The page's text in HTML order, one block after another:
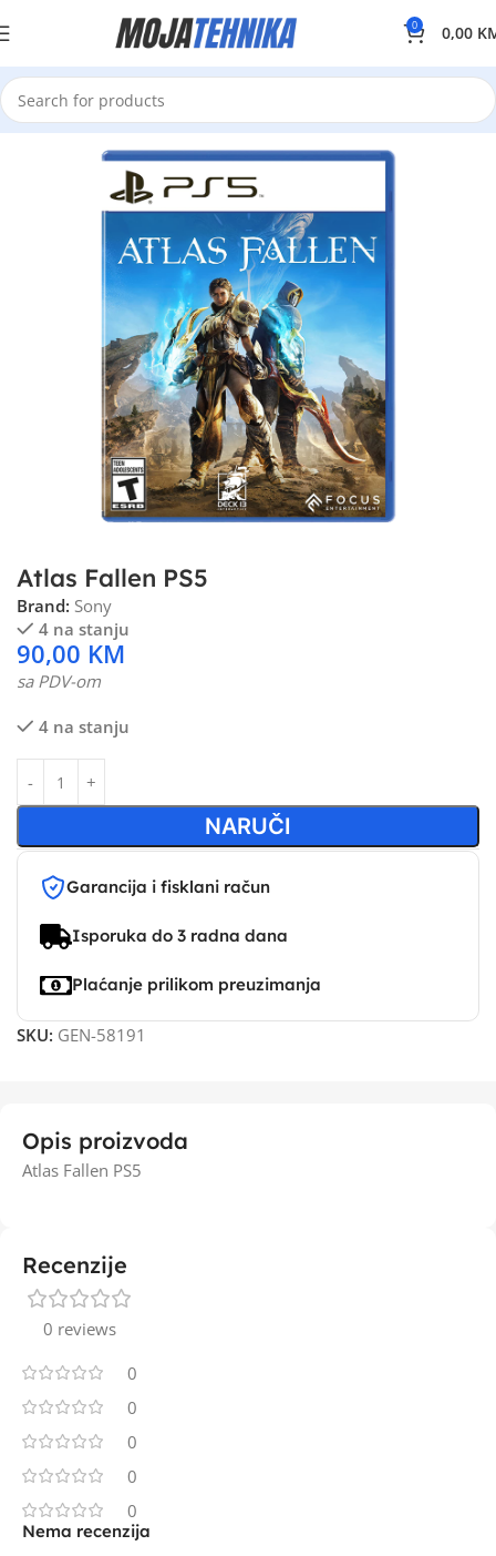
0 0,00
Atlas Fallen PS5
Brand: Sony
4 na stanju
90,00 KM
sa PDV-om
4 na stanju
NARUČI
Garancija i fisklani račun
Isporuka do 3 radna dana
Plaćanje prilikom preuzimanja
SKU: GEN-58191
Opis proizvoda
Atlas Fallen PS5
Recenzije
0 reviews
0
0
0
0
0
Nema recenzija